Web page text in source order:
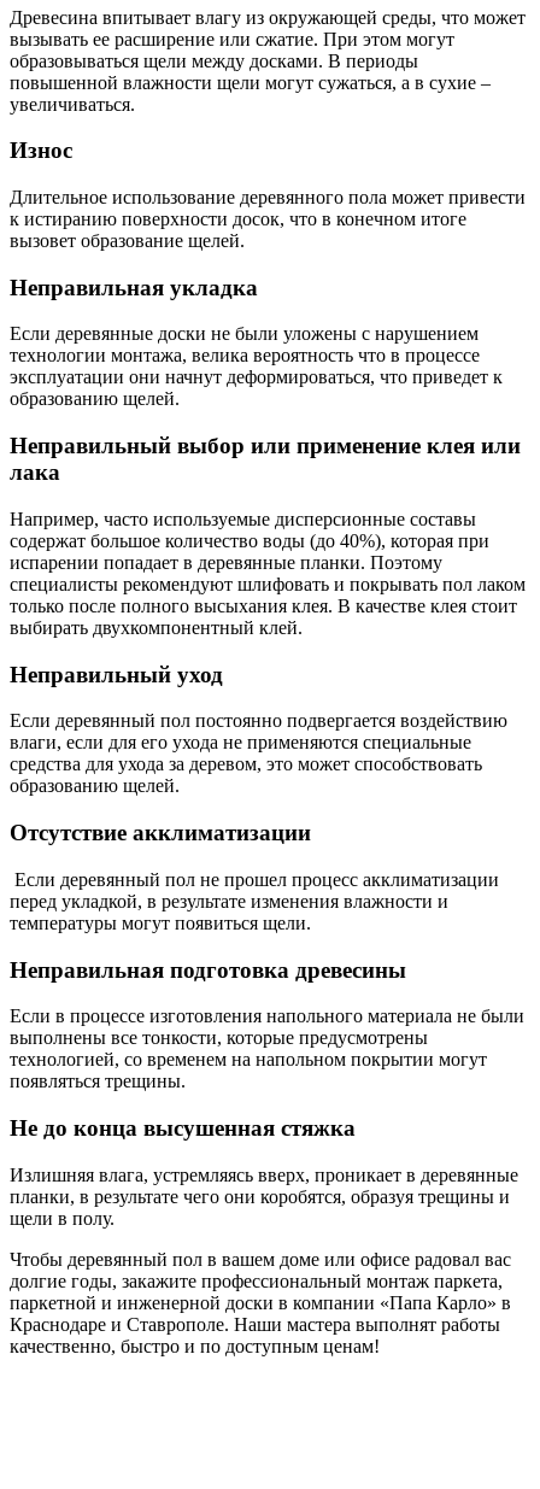
Древесина впитывает влагу из окружающей среды, что может
вызывать ее расширение или сжатие. При этом могут
образовываться щели между досками. В периоды
повышенной влажности щели могут сужаться, а в сухие –
увеличиваться.
Износ
Длительное использование деревянного пола может привести
к истиранию поверхности досок, что в конечном итоге
вызовет образование щелей.
Неправильная укладка
Если деревянные доски не были уложены с нарушением
технологии монтажа, велика вероятность что в процессе
эксплуатации они начнут деформироваться, что приведет к
образованию щелей.
Неправильный выбор или применение клея или
лака
Например, часто используемые дисперсионные составы
содержат большое количество воды (до 40%), которая при
испарении попадает в деревянные планки. Поэтому
специалисты рекомендуют шлифовать и покрывать пол лаком
только после полного высыхания клея. В качестве клея стоит
выбирать двухкомпонентный клей.
Неправильный уход
Если деревянный пол постоянно подвергается воздействию
влаги, если для его ухода не применяются специальные
средства для ухода за деревом, это может способствовать
образованию щелей.
Отсутствие акклиматизации
Если деревянный пол не прошел процесс акклиматизации
перед укладкой, в результате изменения влажности и
температуры могут появиться щели.
Неправильная подготовка древесины
Если в процессе изготовления напольного материала не были
выполнены все тонкости, которые предусмотрены
технологией, со временем на напольном покрытии могут
появляться трещины.
Не до конца высушенная стяжка
Излишняя влага, устремляясь вверх, проникает в деревянные
планки, в результате чего они коробятся, образуя трещины и
щели в полу.
Чтобы деревянный пол в вашем доме или офисе радовал вас
долгие годы, закажите профессиональный монтаж паркета,
паркетной и инженерной доски в компании «Папа Карло» в
Краснодаре и Ставрополе. Наши мастера выполнят работы
качественно, быстро и по доступным ценам!